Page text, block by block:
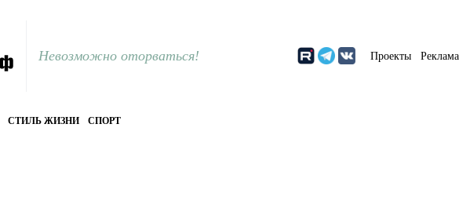
Невозможно оторваться! Проекты Реклама
СТИЛЬ ЖИЗНИ СПОРТ